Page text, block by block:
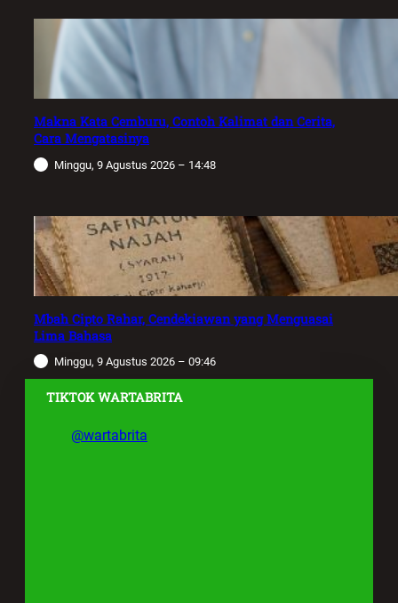
Makna Kata Cemburu, Contoh Kalimat dan Cerita,
Cara Mengatasinya
Minggu, 9 Agustus 2026 – 14:48
Mbah Cipto Rahar, Cendekiawan yang Menguasai
Lima Bahasa
Minggu, 9 Agustus 2026 – 09:46
TIKTOK WARTABRITA
@wartabrita